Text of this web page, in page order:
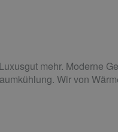
mehr. Moderne
Wir von